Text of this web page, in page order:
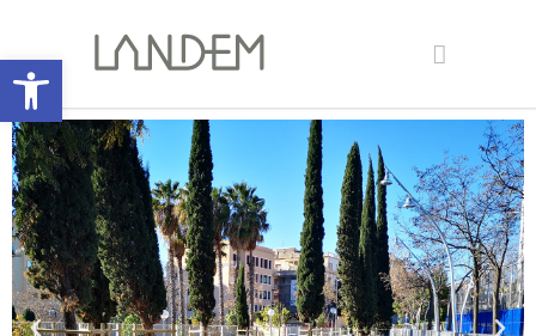
Abrir barra de herramientas